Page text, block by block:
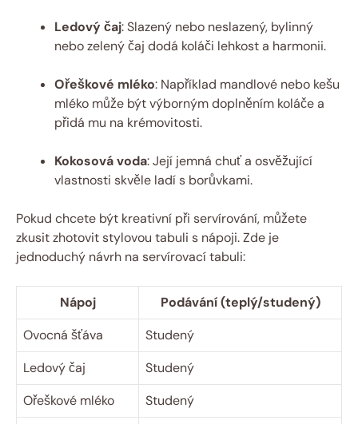
Ledový čaj: Slazený nebo neslazený, bylinný
nebo zelený čaj dodá koláči lehkost a harmonii.
Ořeškové mléko: Například mandlové nebo kešu
mléko může být výborným doplněním koláče a
přidá mu na krémovitosti.
Kokosová voda: Její jemná chuť a osvěžující
vlastnosti skvěle ladí s borůvkami.
Pokud chcete být kreativní při servírování, můžete
zkusit zhotovit stylovou tabuli s nápoji. Zde je
jednoduchý návrh na servírovací tabuli:
Nápoj
Podávání (teplý/studený)
Ovocná šťáva
Studený
Ledový čaj
Studený
Ořeškové mléko
Studený